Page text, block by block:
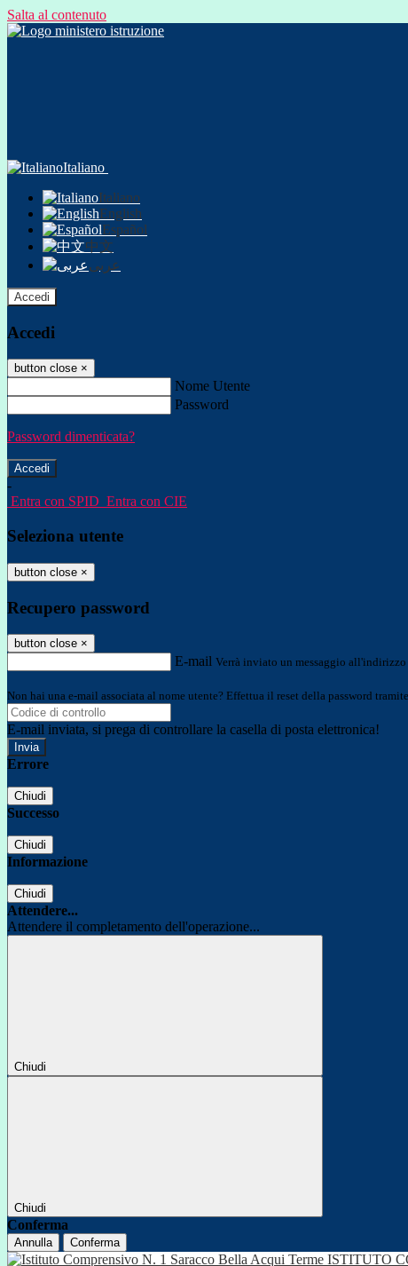
Salta al contenuto
Italiano
Italiano
English
Español
中文
عربى
Accedi
Accedi
button close ×
Nome Utente
Password
Password dimenticata?
-
Entra con SPID Entra con CIE
Seleziona utente
button close ×
Recupero password
button close ×
E-mail Verrà inviato un messaggio
Non hai una e-mail associata al nome utente? Effettua il reset della password
E-mail inviata, si prega di controllare la casella di posta elettronica!
Errore
Chiudi
Successo
Chiudi
Informazione
Chiudi
Attendere...
Attendere il completamento dell'operazione...
Chiudi
Chiudi
Conferma
Annulla Conferma
ISTITUTO